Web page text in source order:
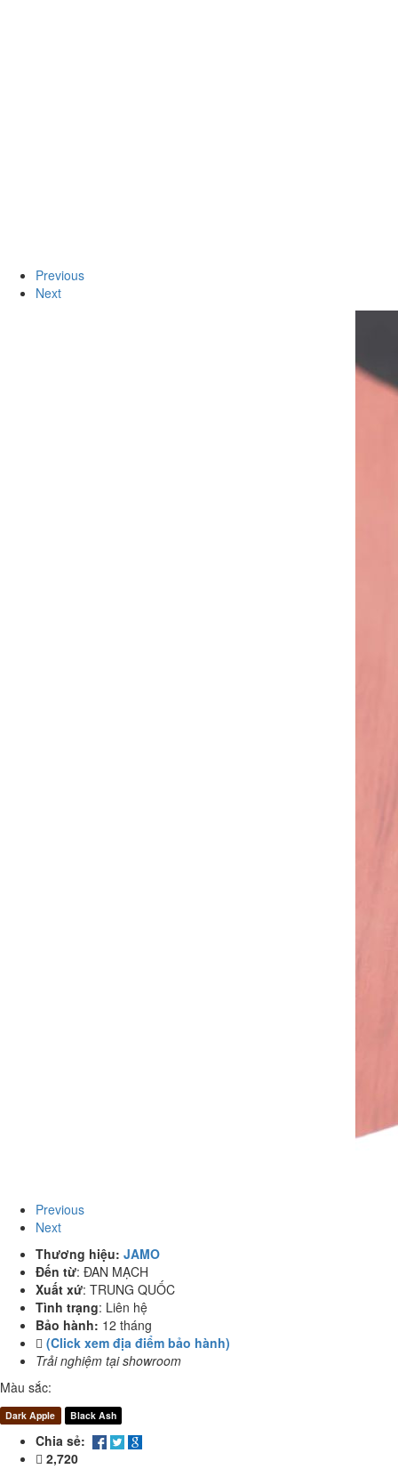
Previous
Next
Previous
Next
Thương hiệu: JAMO
Đến từ: ĐAN MẠCH
Xuất xứ: TRUNG QUỐC
Tình trạng: Liên hệ
Bảo hành: 12 tháng
(Click xem địa điểm bảo hành)
Trải nghiệm tại showroom
Màu sắc:
Dark Apple Black Ash
Chia sẻ:
2,720